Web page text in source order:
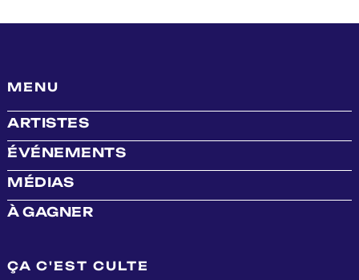
MENU
ARTISTES
ÉVÉNEMENTS
MÉDIAS
À GAGNER
ÇA C'EST CULTE